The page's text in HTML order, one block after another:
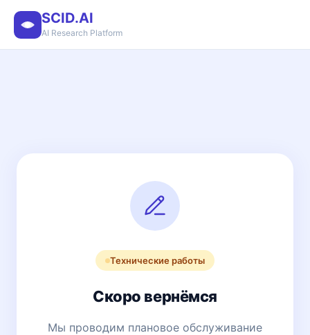
SCID.AI
AI Research Platform
Технические работы
Скоро вернёмся
Мы проводим плановое обслуживание